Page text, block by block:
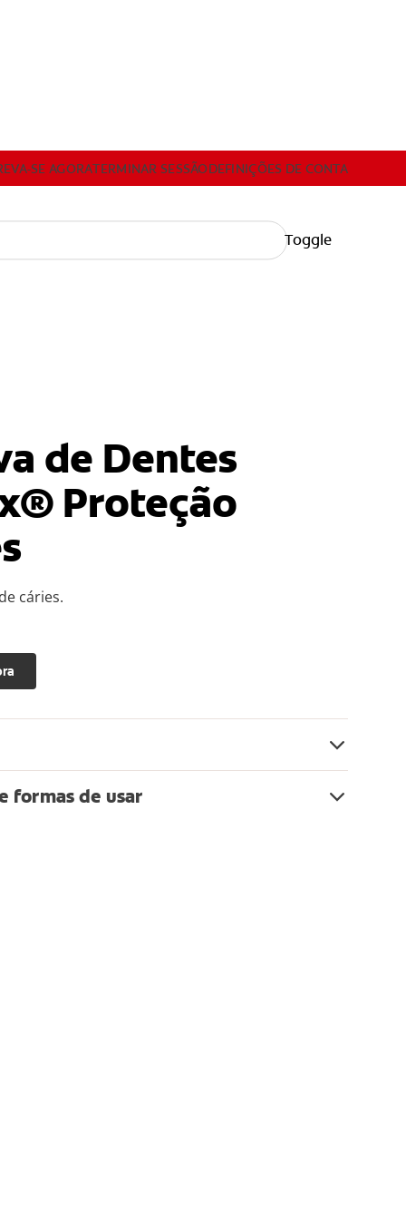
DEFINIÇÕES DE CONTA
SE AGORATERMINAR SESSÃODEFINIÇÕES DE CONTA
Toggle
de Dentes
Proteção
cáries.
formas de usar